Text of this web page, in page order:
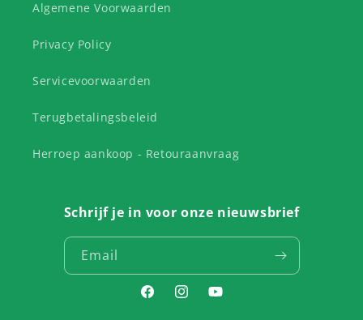
Algemene Voorwaarden
Privacy Policy
Servicevoorwaarden
Terugbetalingsbeleid
Herroep aankoop - Retouraanvraag
Schrijf je in voor onze nieuwsbrief
Email
FacebookInstagramYouTube